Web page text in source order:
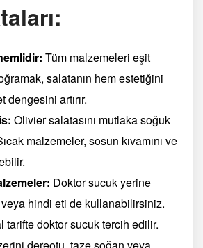
Tüm malzemeleri eşit
salatanın hem estetiğini
dengesini artırır.
Olivier salatasını mutlaka soğuk
malzemeler, sosun kıvamını ve
Doktor sucuk yerine
hindi eti de kullanabilirsiniz.
tarifte doktor sucuk tercih edilir.